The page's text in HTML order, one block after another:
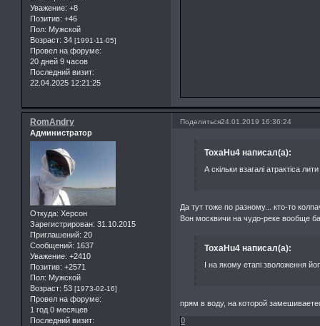
Уважение: +8
Позитив: +46
Пол: Мужской
Возраст: 34 [1991-11-05]
Провел на форуме:
20 дней 9 часов
Последний визит:
22.04.2025 12:21:25
Поделиться24.01.2019 16:36:24
RomAndry
Администратор
Откуда: Херсон
Зарегистрирован: 31.10.2015
Приглашений: 20
Сообщений: 1637
Уважение: +2410
Позитив: +2571
Пол: Мужской
Возраст: 53 [1973-02-16]
Провел на форуме:
1 год 0 месяцев
Последний визит:
ToxaHu4 написал(а):
А скільки взагалі атрактіса
Да тут тоже по разному... кто-то
Вон москвичи на чудо-реке вообще
ToxaHu4 написал(а):
І на якому етапі зволоження
прям в воду, на которой
0